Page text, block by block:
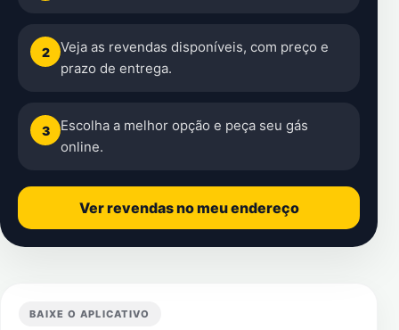
2
Veja as revendas disponíveis, com preço e
prazo de entrega.
3
Escolha a melhor opção e peça seu gás
online.
Ver revendas no meu endereço
BAIXE O APLICATIVO